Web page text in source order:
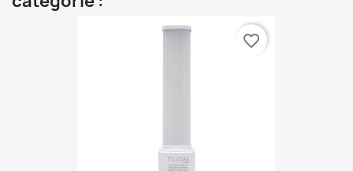
favorite_border